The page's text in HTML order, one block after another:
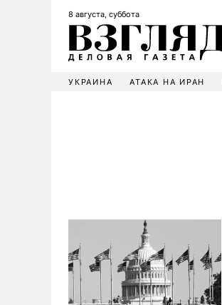
8 августа, суббота
УКРАИНА АТАКА НА ИРАН